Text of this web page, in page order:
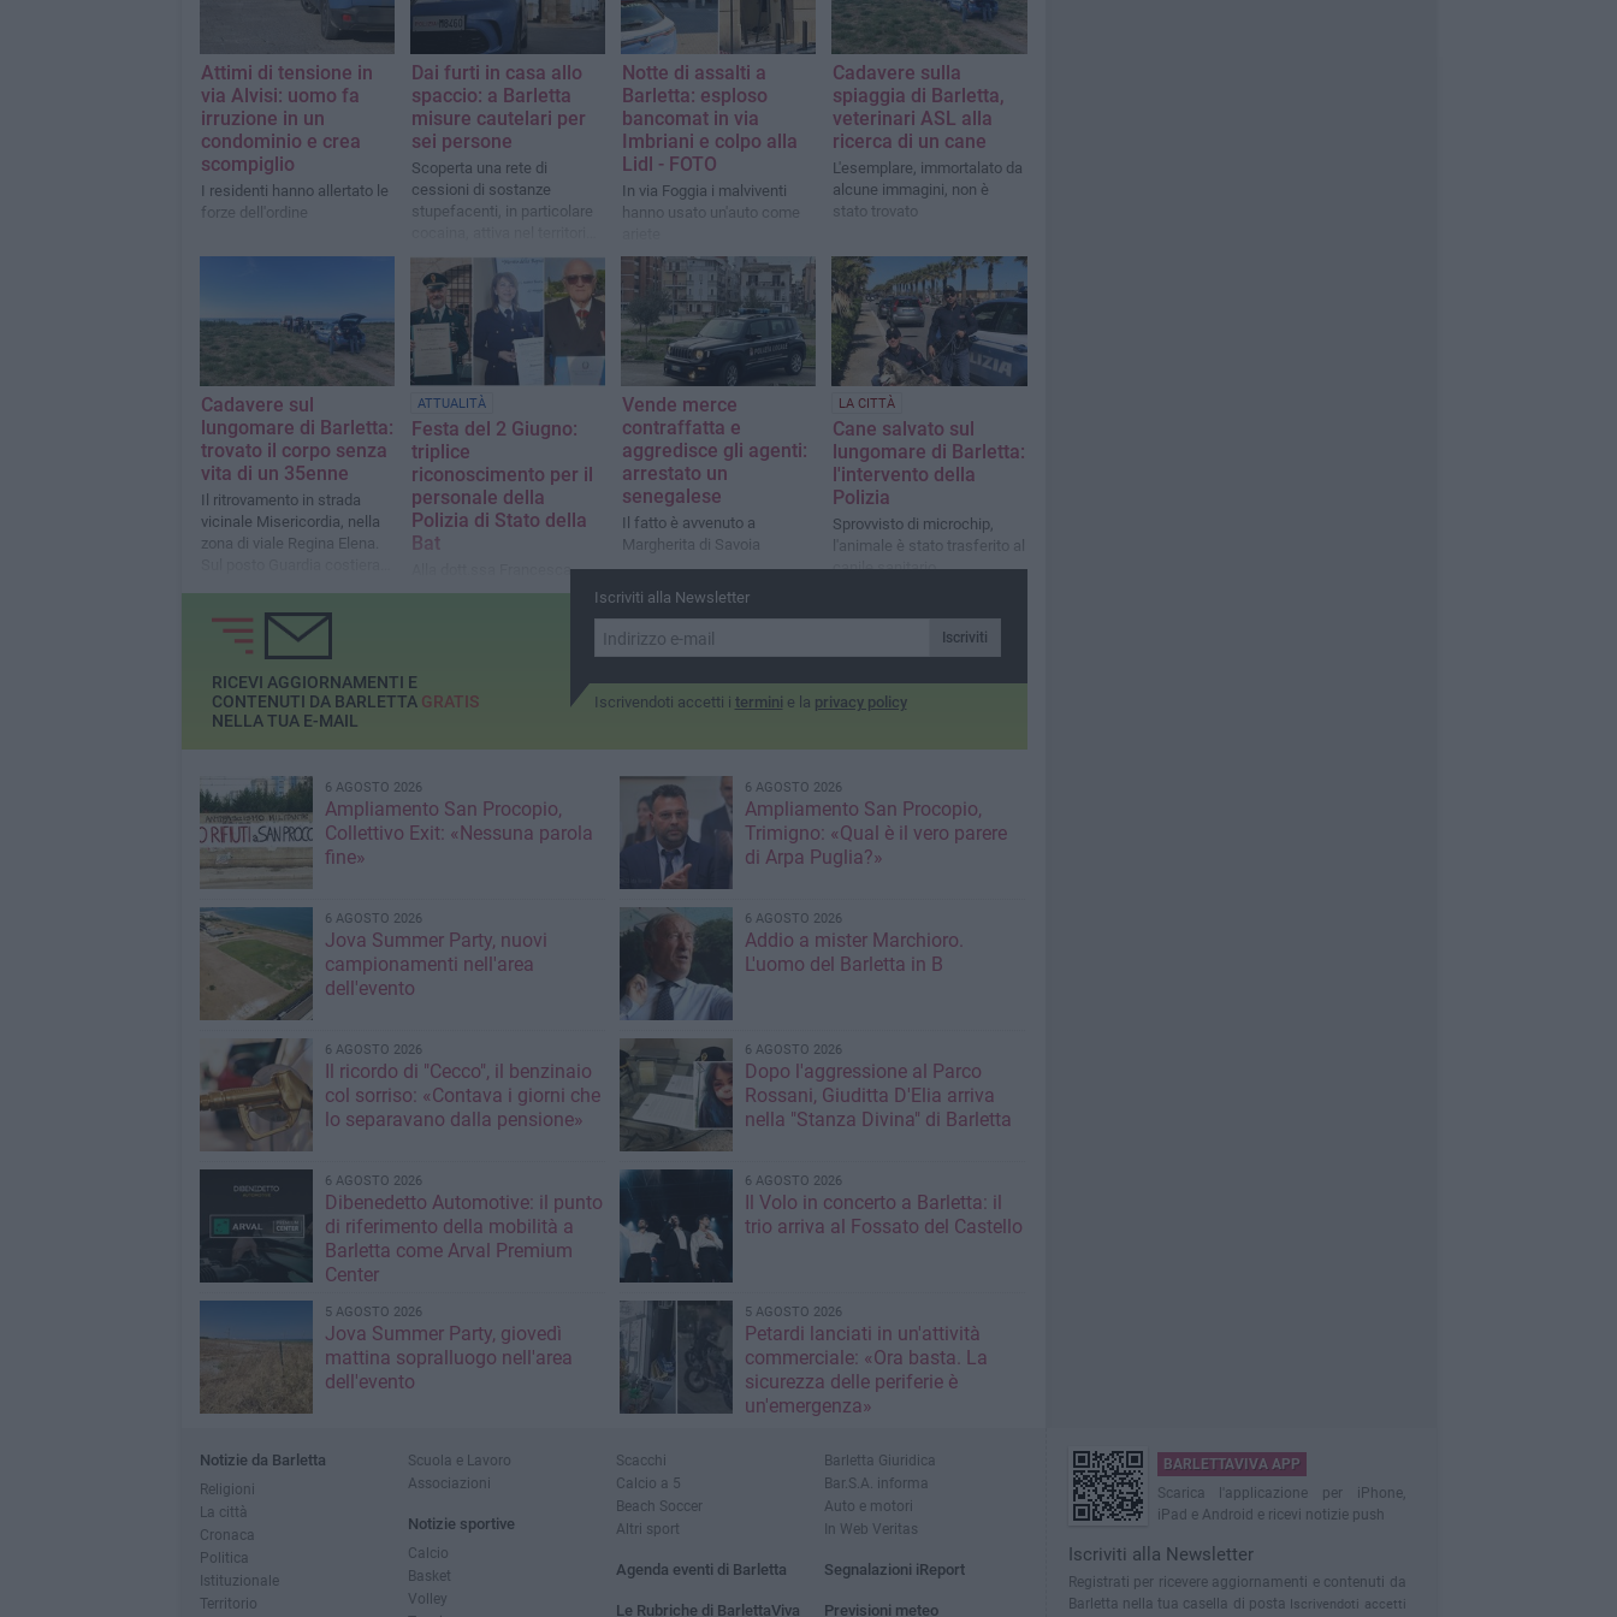
Attimi di tensione in
via Alvisi: uomo fa
irruzione in un
condominio e crea
scompiglio
I residenti hanno allertato le
forze dell'ordine
Dai furti in casa allo
spaccio: a Barletta
misure cautelari per
sei persone
Scoperta una rete di
cessioni di sostanze
stupefacenti, in particolare
barlettano
Notte di assalti a
Barletta: esploso
bancomat in via
Imbriani e colpo alla
Lidl - FOTO
In via Foggia i malviventi
hanno usato un'auto come
Cadavere sulla
spiaggia di Barletta,
veterinari ASL alla
ricerca di un cane
L'esemplare, immortalato da
alcune immagini, non è
stato trovato
Cadavere sul
lungomare di Barletta:
trovato il corpo senza
vita di un 35enne
Il ritrovamento in strada
vicinale Misericordia, nella
zona di viale Regina Elena.
ATTUALITÀ
Festa del 2 Giugno:
triplice
riconoscimento per il
personale della
Polizia di Stato della
Bat
Alla dott.ssa Francesca
Falco si sono aggiunti
Nunzio Di Giulio
Vende merce
contraffatta e
aggredisce gli agenti:
arrestato un
senegalese
Il fatto è avvenuto a
Margherita di Savoia
LA CITTÀ
Cane salvato sul
lungomare di Barletta:
l'intervento della
Polizia
Sprovvisto di microchip,
l'animale è stato trasferito al
canile sanitario
Iscriviti alla Newsletter
Iscriviti
Iscrivendoti accetti i termini e la privacy policy
RICEVI AGGIORNAMENTI E
CONTENUTI DA BARLETTA GRATIS
NELLA TUA E-MAIL
6 AGOSTO 2026
Ampliamento San Procopio,
Collettivo Exit: «Nessuna parola
fine»
6 AGOSTO 2026
Ampliamento San Procopio,
Trimigno: «Qual è il vero parere
di Arpa Puglia?»
6 AGOSTO 2026
Jova Summer Party, nuovi
campionamenti nell'area
dell'evento
6 AGOSTO 2026
Addio a mister Marchioro.
L'uomo del Barletta in B
6 AGOSTO 2026
Il ricordo di "Cecco", il benzinaio
col sorriso: «Contava i giorni che
lo separavano dalla pensione»
6 AGOSTO 2026
Dopo l'aggressione al Parco
Rossani, Giuditta D'Elia arriva
nella "Stanza Divina" di Barletta
6 AGOSTO 2026
Dibenedetto Automotive: il punto
di riferimento della mobilità a
Barletta come Arval Premium
Center
6 AGOSTO 2026
Il Volo in concerto a Barletta: il
trio arriva al Fossato del Castello
5 AGOSTO 2026
Jova Summer Party, giovedì
mattina sopralluogo nell'area
dell'evento
5 AGOSTO 2026
Petardi lanciati in un'attività
commerciale: «Ora basta. La
sicurezza delle periferie è
un'emergenza»
Notizie da Barletta
Religioni
La città
Cronaca
Politica
Istituzionale
Territorio
Scuola e Lavoro
Associazioni
Notizie sportive
Calcio
Basket
Volley
Scacchi
Calcio a 5
Beach Soccer
Altri sport
Agenda eventi di Barletta
Le Rubriche di BarlettaViva
Barletta Giuridica
Bar.S.A. informa
Auto e motori
In Web Veritas
Segnalazioni iReport
Previsioni meteo
BARLETTAVIVA APP
Scarica l'applicazione per iPhone,
iPad e Android e ricevi notizie push
Iscriviti alla Newsletter
Registrati per ricevere aggiornamenti e contenuti da
Barletta nella tua casella di posta Iscrivendoti accetti